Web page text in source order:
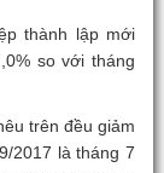
thành lập mới
so với tháng
trên đều giảm
2017 là tháng 7